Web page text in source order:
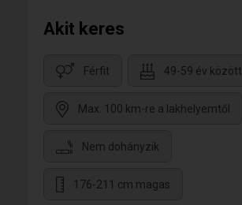
Akit keres
Férfit 49-59 év között
Max. 100 km-re a lakhelyemtől
Nem dohányzik
176-211 cm magas